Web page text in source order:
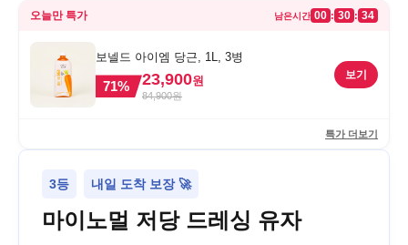
오늘만 특가 남은시간 00 : 30 : 34
보넬드 아이엠 당근, 1L, 3병
71% 23,900원
84,900원
보기
특가 더보기
3등 내일 도착 보장 🚀
마이노멀 저당 드레싱 유자